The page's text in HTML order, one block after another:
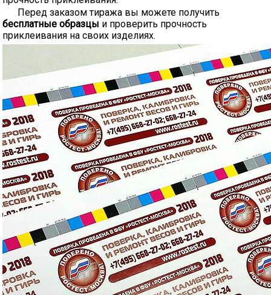
Перед заказом тиража вы можете получить
бесплатные образцы и проверить прочность
приклеивания на своих изделиях.